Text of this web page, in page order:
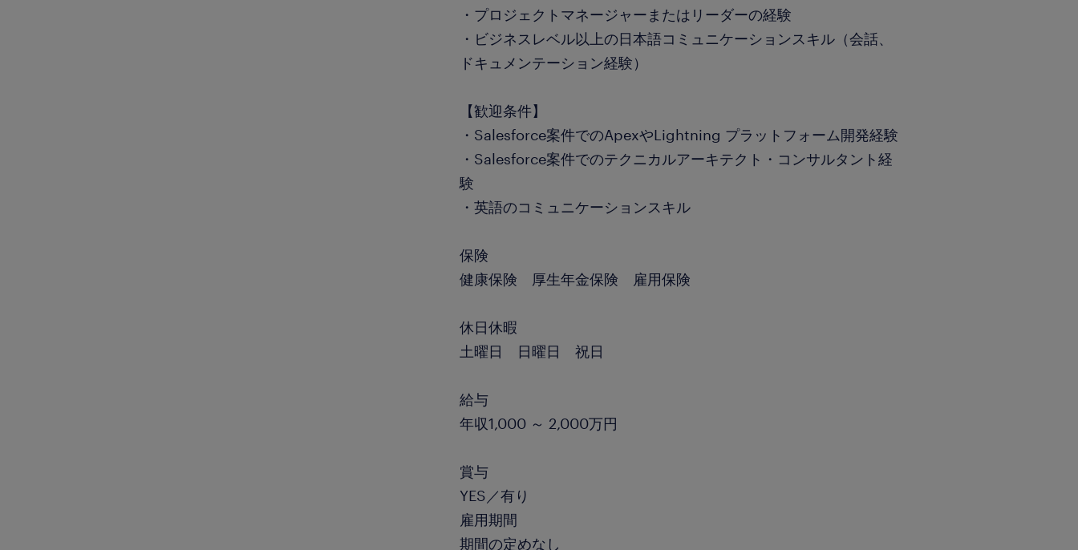
・プロジェクトマネージャーまたはリーダーの経験
・ビジネスレベル以上の日本語コミュニケーションスキル（会話、
ドキュメンテーション経験）
【歓迎条件】
・Salesforce案件でのApexやLightning プラットフォーム開発経験
・Salesforce案件でのテクニカルアーキテクト・コンサルタント経
験
・英語のコミュニケーションスキル
保険
健康保険 厚生年金保険 雇用保険
休日休暇
土曜日 日曜日 祝日
給与
年収1,000 ～ 2,000万円
賞与
YES／有り
雇用期間
期間の定めなし